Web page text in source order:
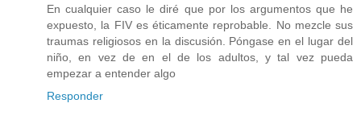
En cualquier caso le diré que por los argumentos que he
expuesto, la FIV es éticamente reprobable. No mezcle sus
traumas religiosos en la discusión. Póngase en el lugar del
niño, en vez de en el de los adultos, y tal vez pueda
empezar a entender algo
Responder